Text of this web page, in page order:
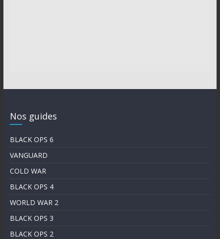
Nos guides
BLACK OPS 6
VANGUARD
COLD WAR
BLACK OPS 4
WORLD WAR 2
BLACK OPS 3
BLACK OPS 2